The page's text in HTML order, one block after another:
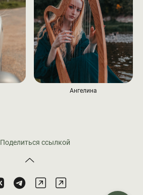
Ангелина
Поделиться ссылкой